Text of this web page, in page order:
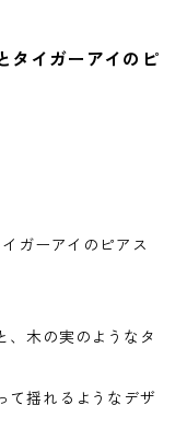
タイガーアイのピ
ガーアイのピアス
、木の実のようなタ
て揺れるようなデザ